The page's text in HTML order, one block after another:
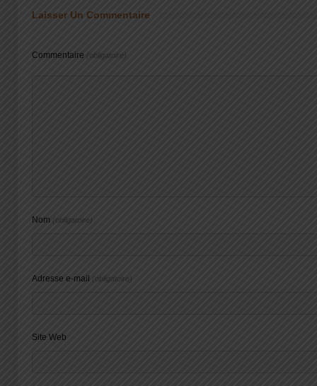
Laisser Un Commentaire
Commentaire (obligatoire)
Nom (obligatoire)
Adresse e-mail (obligatoire)
Site Web